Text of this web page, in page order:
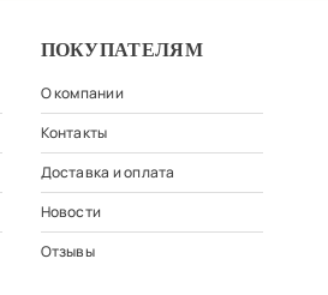
ПОКУПАТЕЛЯМ
О компании
Контакты
Доставка и оплата
Новости
Отзывы